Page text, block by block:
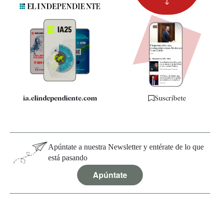
Quiénes somos
Especificaciones
ia.elindependiente.com Suscríbete
Apúntate a nuestra Newsletter y entérate de lo que
está pasando
Apúntate